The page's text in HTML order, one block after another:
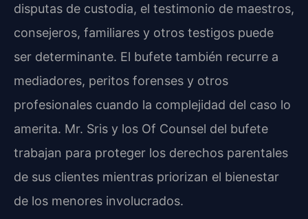
disputas de custodia, el testimonio de maestros,
consejeros, familiares y otros testigos puede
ser determinante. El bufete también recurre a
mediadores, peritos forenses y otros
profesionales cuando la complejidad del caso lo
amerita. Mr. Sris y los Of Counsel del bufete
trabajan para proteger los derechos parentales
de sus clientes mientras priorizan el bienestar
de los menores involucrados.